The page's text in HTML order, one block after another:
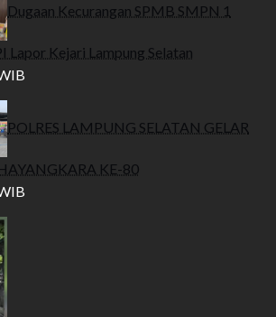
Dugaan Kecurangan SPMB SMPN 1
Lapor Kejari Lampung Selatan
POLRES LAMPUNG SELATAN GELAR
KE-80